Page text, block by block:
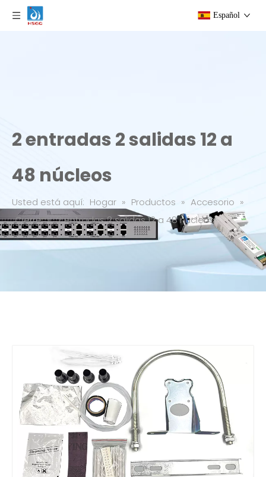
Español
2 entradas 2 salidas 12 a
48 núcleos
Usted está aquí: Hogar » Productos » Accesorio »
Cierre » 2 entradas 2 salidas 12 a 48 núcleos